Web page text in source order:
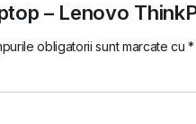
– Lenovo
obligatorii sunt marcate cu*